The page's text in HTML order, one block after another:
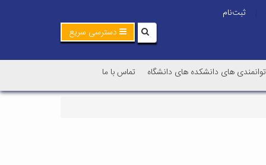
|
ثبت‌نام
دسترسی سریع
توانمندی های دانشکده های دانشگاه تماس با ما